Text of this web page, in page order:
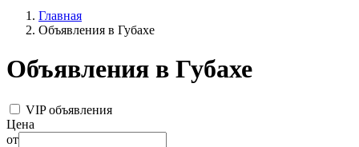
Главная
Объявления в Губахе
Объявления в Губахе
VIP объявления
Цена
от